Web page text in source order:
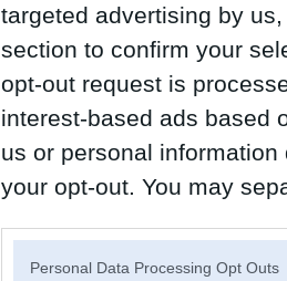
targeted advertising by
section to confirm your
opt-out request is
interest-based ads based
us or personal
your opt-out. You may
Personal Data Processing Opt Outs